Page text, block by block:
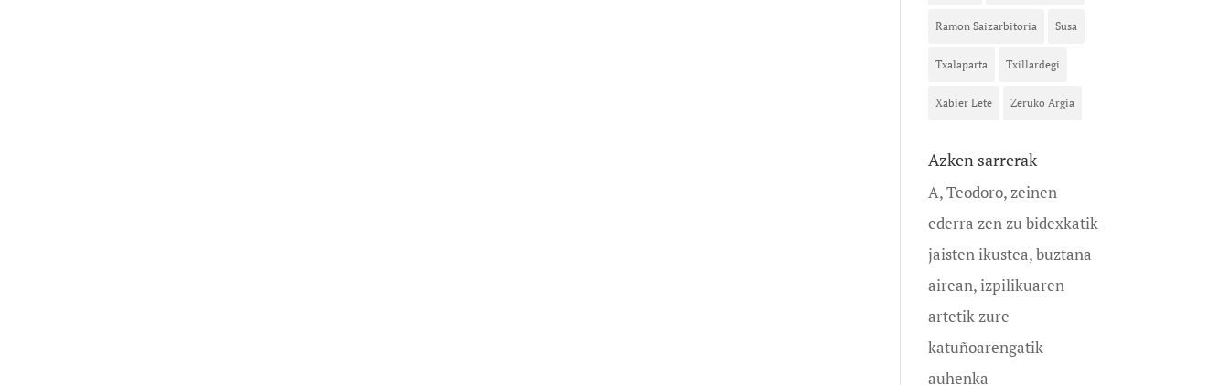
Ramon Saizarbitoria Susa
Txalaparta Txillardegi
Xabier Lete Zeruko Argia
Azken sarrerak
A, Teodoro, zeinen
ederra zen zu bidexkatik
jaisten ikustea, buztana
airean, izpilikuaren
artetik zure
katuñoarengatik
auhenka